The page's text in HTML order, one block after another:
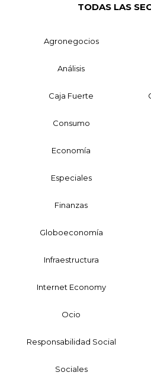
TODAS LAS
Agronegocios
Análisis
Caja Fuerte
Consumo
Economía
Especiales
Finanzas
Globoeconomía
Infraestructura
Internet Economy
Ocio
Responsabilidad Social
Sociales